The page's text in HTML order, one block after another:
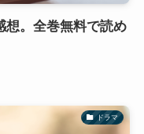
想。全巻無料で読め
ドラマ